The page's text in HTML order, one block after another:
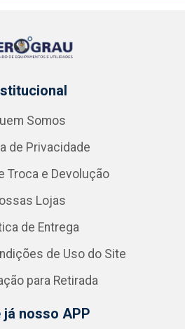
Somos
de Privacidade
Troca e Devolução
Lojas
de Entrega
de Uso do Site
para Retirada
já nosso APP